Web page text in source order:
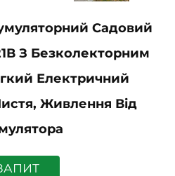
Садовий
З Безколекторним
Електричний
Живлення Від